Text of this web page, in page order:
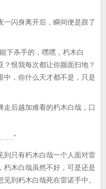
闪身离开后，瞬间便是跟了
杀手的，嘿嘿，朽木白
恨我每次都让你颜面扫地？
中，你什么天才都不是，只是
后越加难看的朽木白哉，口
……”
只有朽木白哉一个人面对雷
朽木白哉虽然不好，可是还是
到朽木白哉死在雷诺手中。